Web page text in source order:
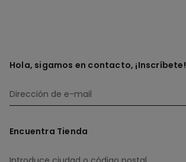
Hola, sigamos en contacto, ¡Inscríbete!
Encuentra Tienda